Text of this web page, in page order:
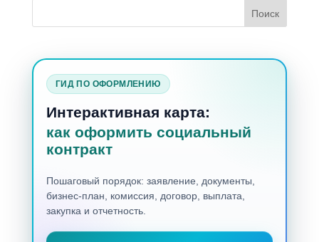
ГИД ПО ОФОРМЛЕНИЮ
Интерактивная карта:
как оформить социальный
контракт
Пошаговый порядок: заявление, документы,
бизнес-план, комиссия, договор, выплата,
закупка и отчетность.